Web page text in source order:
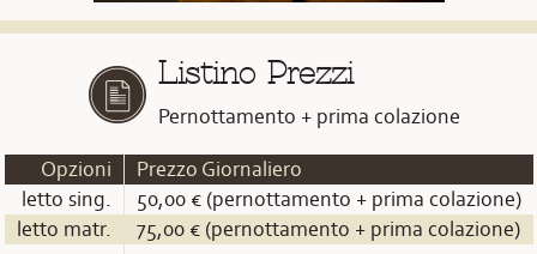
Listino Prezzi
Pernottamento + prima colazione
Opzioni
Prezzo Giornaliero
letto sing.
50,00 € (pernottamento + prima colazione)
letto matr.
75,00 € (pernottamento + prima colazione)